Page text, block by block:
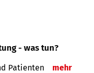
- was tun?
Patienten mehr